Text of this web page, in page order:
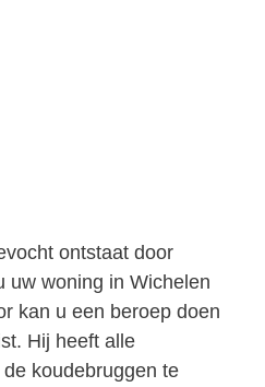
ontstaat door
uw woning in Wichelen
kan u een beroep doen
Hij heeft alle
koudebruggen te